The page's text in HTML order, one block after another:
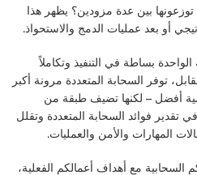
بين عدة مزودين؟ يظهر هذا
أو بعد عمليات الدمج والاستحواذ.
بساطة في التنفيذ وتكاملاً
توفر السحابة المتعددة مرونة أكبر
أفضل – لكنها تضيف طبقة من
تقدير فوائد السحابة المتعددة وتقلل
المهارات والأمن والعمليات.
السحابية مع أهداف أعمالكم الفعلية،